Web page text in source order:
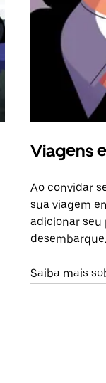
Viagens
Ao convidar
sua viagem
adicionar seu
desembarque.
Saiba mais